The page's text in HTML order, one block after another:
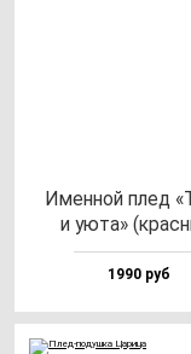
Имен­ной плед
и уюта»
1990 руб